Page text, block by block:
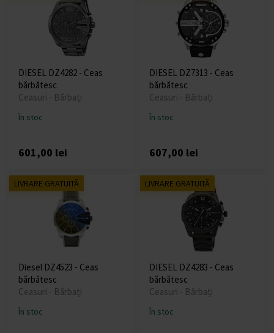
DIESEL DZ4282 - Ceas
bărbătesc
Ceasuri - Bărbați
În stoc
601,00 lei
DIESEL DZ7313 - Ceas
bărbătesc
Ceasuri - Bărbați
În stoc
607,00 lei
LIVRARE GRATUITĂ
Diesel DZ4523 - Ceas
bărbătesc
Ceasuri - Bărbați
În stoc
LIVRARE GRATUITĂ
DIESEL DZ4283 - Ceas
bărbătesc
Ceasuri - Bărbați
În stoc